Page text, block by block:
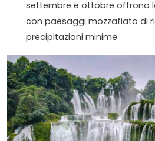
settembre e ottobre offrono
con paesaggi mozzafiato di
precipitazioni minime.